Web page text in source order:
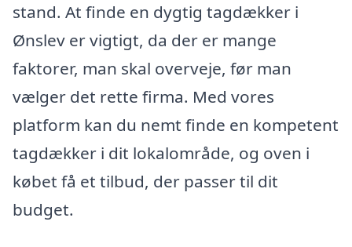
stand. At finde en dygtig tagdækker i
Ønslev er vigtigt, da der er mange
faktorer, man skal overveje, før man
vælger det rette firma. Med vores
platform kan du nemt finde en kompetent
tagdækker i dit lokalområde, og oven i
købet få et tilbud, der passer til dit
budget.